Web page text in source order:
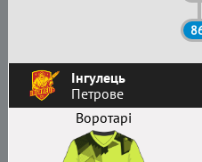
Інгулець
Петрове
Воротарі